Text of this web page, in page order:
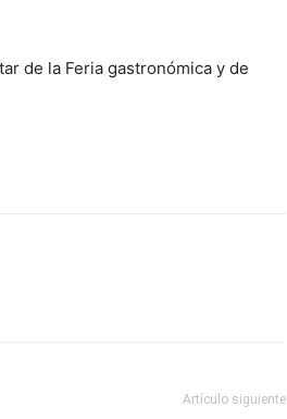
de la Feria gastronómica y de
Artículo siguiente